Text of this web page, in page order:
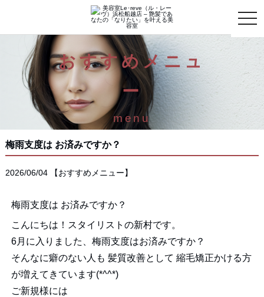
toggle
おすすめメニュ
ー
menu
梅雨支度は お済みですか？
2026/06/04 【おすすめメニュー】
梅雨支度は お済みですか？
こんにちは！スタイリストの新村です。
6月に入りました、梅雨支度はお済みですか？
そんなに癖のない人も 髪質改善として 縮毛矯正かける方
が増えてきています(*^^*)
ご新規様には